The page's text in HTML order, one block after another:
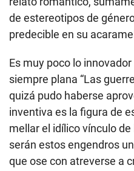
de estereotipos de
predecible en su
Es muy poco lo
siempre plana “Las
quizá pudo haberse
inventiva es la figura de
mellar el idílico vínculo de
serán estos engendros
que ose con atreverse a